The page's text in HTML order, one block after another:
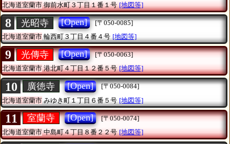
北海道室蘭市御前水町３丁目１番１号 [地図等]
8 光昭寺 [Open]
[〒050-0085]
北海道室蘭市輪西町３丁目４番４号 [地図等]
9 光傳寺 [Open]
[〒050-0063]
北海道室蘭市港北町４丁目１２番５号 [地図等]
10 廣徳寺 [Open]
[〒050-0084]
北海道室蘭市 みゆき町１丁目６番５号 [地図等]
11 室蘭寺 [Open]
[〒050-0074]
北海道室蘭市中島町４丁目８番２２号 [地図等]